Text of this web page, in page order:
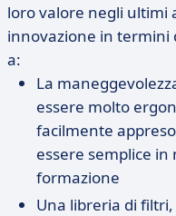
loro valore negli ultimi
innovazione in termini
a:
La
essere molto
facilmente
essere semplice
formazione
Una libreria di